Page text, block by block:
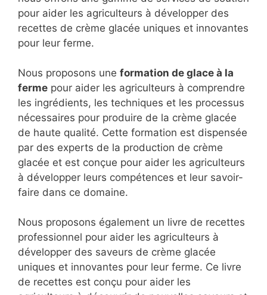
pour aider les agriculteurs à développer des
recettes de crème glacée uniques et innovantes
pour leur ferme.
Nous proposons une formation de glace à la
ferme pour aider les agriculteurs à comprendre
les ingrédients, les techniques et les processus
nécessaires pour produire de la crème glacée
de haute qualité. Cette formation est dispensée
par des experts de la production de crème
glacée et est conçue pour aider les agriculteurs
à développer leurs compétences et leur savoir-
faire dans ce domaine.
Nous proposons également un livre de recettes
professionnel pour aider les agriculteurs à
développer des saveurs de crème glacée
uniques et innovantes pour leur ferme. Ce livre
de recettes est conçu pour aider les